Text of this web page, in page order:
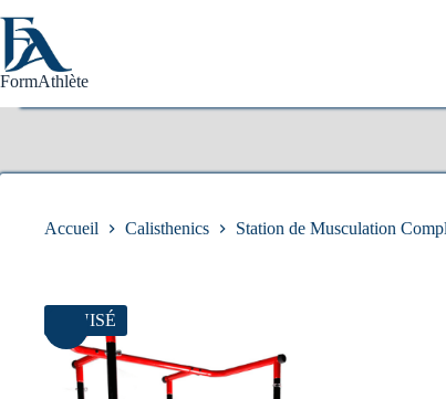
au
contenu
FormAthlète
Accueil Calisthenics Station de Musculation
ÉPUISÉ